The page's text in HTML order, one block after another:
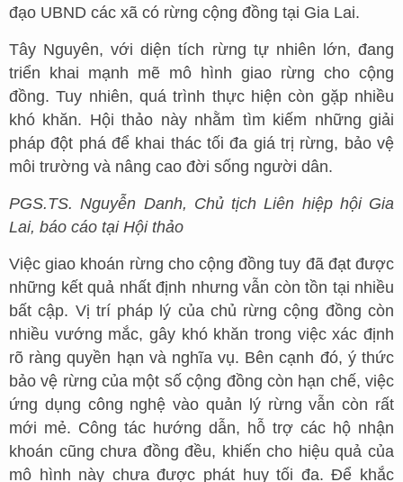
đạo UBND các xã có rừng cộng đồng tại Gia Lai.
Tây Nguyên, với diện tích rừng tự nhiên lớn, đang
triển khai mạnh mẽ mô hình giao rừng cho cộng
đồng. Tuy nhiên, quá trình thực hiện còn gặp nhiều
khó khăn. Hội thảo này nhằm tìm kiếm những giải
pháp đột phá để khai thác tối đa giá trị rừng, bảo vệ
môi trường và nâng cao đời sống người dân.
PGS.TS. Nguyễn Danh, Chủ tịch Liên hiệp hội Gia
Lai, báo cáo tại Hội thảo
Việc giao khoán rừng cho cộng đồng tuy đã đạt được
những kết quả nhất định nhưng vẫn còn tồn tại nhiều
bất cập. Vị trí pháp lý của chủ rừng cộng đồng còn
nhiều vướng mắc, gây khó khăn trong việc xác định
rõ ràng quyền hạn và nghĩa vụ. Bên cạnh đó, ý thức
bảo vệ rừng của một số cộng đồng còn hạn chế, việc
ứng dụng công nghệ vào quản lý rừng vẫn còn rất
mới mẻ. Công tác hướng dẫn, hỗ trợ các hộ nhận
khoán cũng chưa đồng đều, khiến cho hiệu quả của
mô hình này chưa được phát huy tối đa. Để khắc